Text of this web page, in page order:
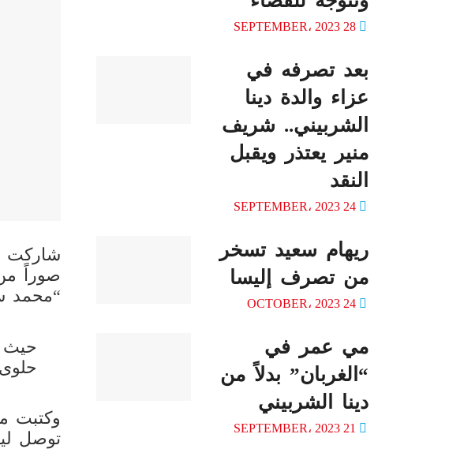
شاركت
صوراً
“محمد
حيث
وكتبت
توصل
بعد تصرفه في
عزاء والدة دينا
الشربيني.. شريف
منير يعتذر ويقبل
النقد
ريهام سعيد تسخر
من تصرف إليسا
مي عمر في
“الغربان” بدلاً من
دينا الشربيني